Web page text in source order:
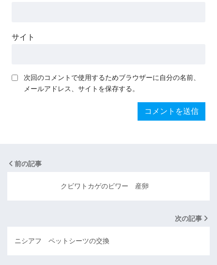
サイト
次回のコメントで使用するためブラウザーに自分の名前、
メールアドレス、サイトを保存する。
前の記事
クビワトカゲのビワー 産卵
次の記事
ニシアフ ペットシーツの交換